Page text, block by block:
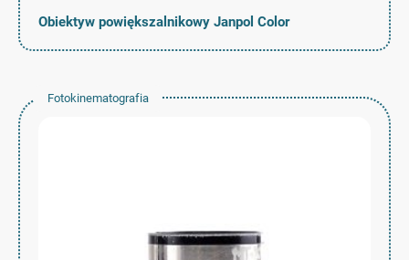
Obiektyw powiększalnikowy Janpol Color
Fotokinematografia